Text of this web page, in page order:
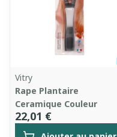
Vitry
Rape Plantaire
Ceramique Couleur
22,01 €